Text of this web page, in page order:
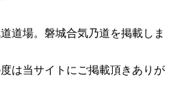
道場。磐城合気乃道を掲載しま
は当サイトにご掲載頂きありが